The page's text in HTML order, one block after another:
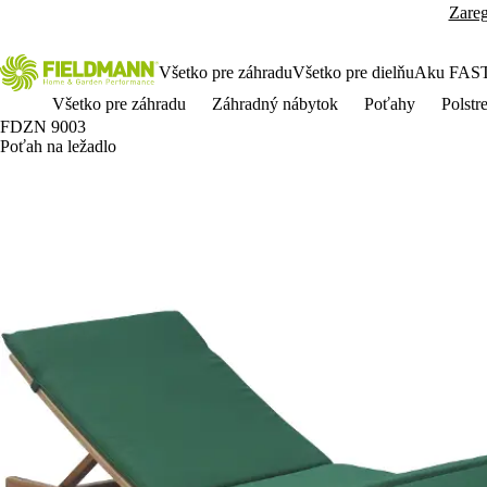
Všetko pre záhraduVšetko pre dielňuAku
Všetko pre záhradu
Záhradný nábytok Poťahy
FDZN 9003
Poťah na ležadlo